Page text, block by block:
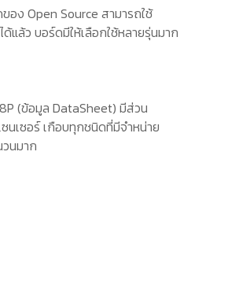
ของOpen Sourceสามารถใช้
ล้ว บอร์ดมีให้เลือกใช้หลายรุ่นมาก
(ข้อมูลDataSheet) มีส่วน
นเซอร์ เกือบทุกชนิดที่มีจำหน่าย
นมาก